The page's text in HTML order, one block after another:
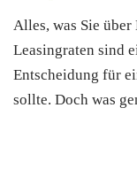
Alles, was Sie über
Leasingraten sind
Entscheidung für
sollte. Doch was